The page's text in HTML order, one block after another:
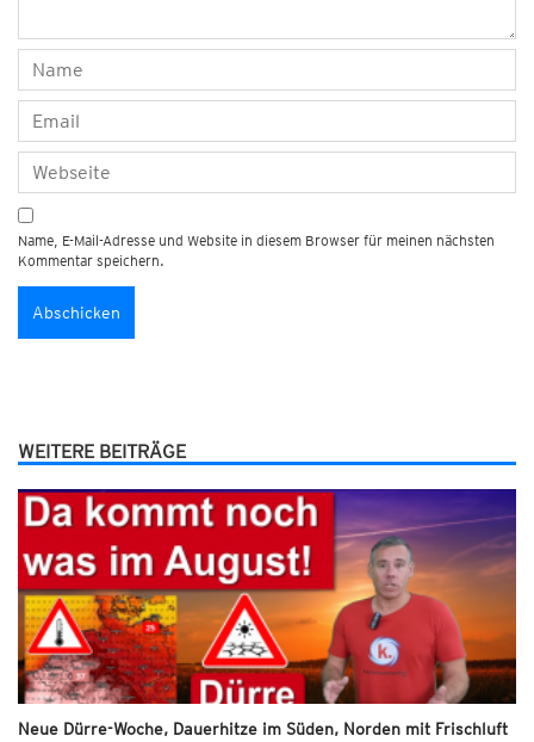
Name, E-Mail-Adresse und Website in diesem Browser für meinen nächsten
Kommentar speichern.
WEITERE BEITRÄGE
Neue Dürre-Woche, Dauerhitze im Süden, Norden mit Frischluft